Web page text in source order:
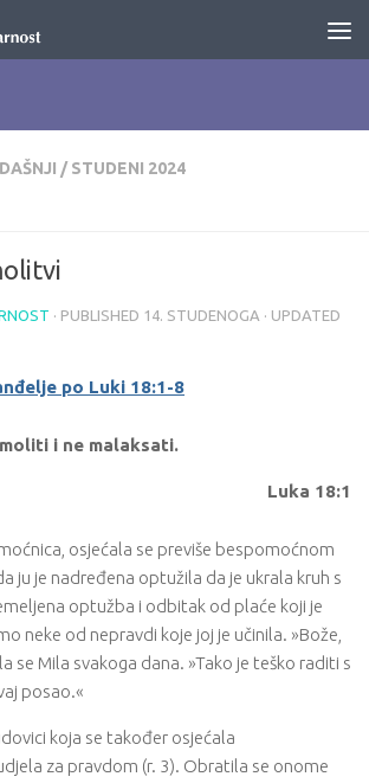
/ STUDENI 2024
· PUBLISHED 14. STUDENOGA · UPDATED
po Luki 18:1-8
i ne malaksati.
Luka 18:1
osjećala se previše bespomoćnom
ju je nadređena optužila da je ukrala kruh s
optužba i odbitak od plaće koji je
neke od nepravdi koje joj je učinila. »Bože,
se Mila svakoga dana. »Tako je teško raditi s
posao.«
koja se također osjećala
za pravdom (r. 3). Obratila se onome